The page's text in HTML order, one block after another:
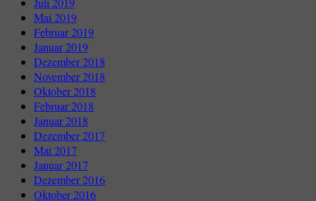
Mai 2019
Februar 2019
Januar 2019
Dezember 2018
November 2018
Oktober 2018
Februar 2018
Januar 2018
Dezember 2017
Mai 2017
Januar 2017
Dezember 2016
Oktober 2016